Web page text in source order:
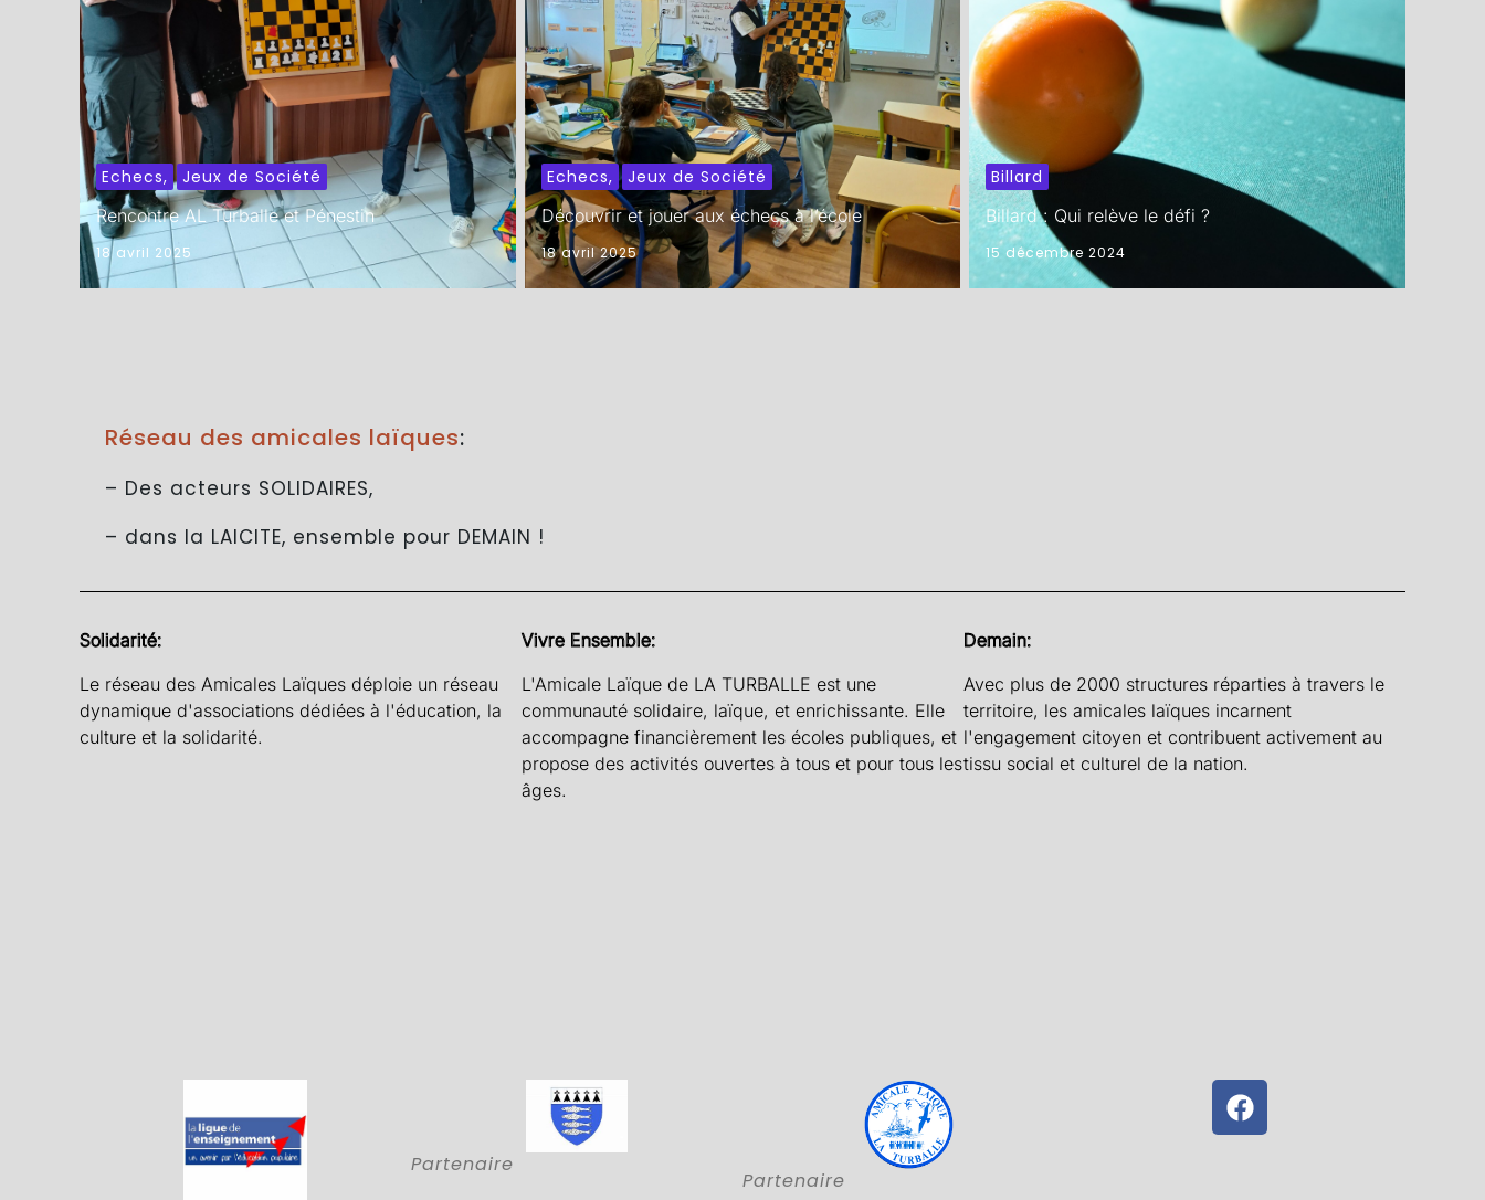
Echecs,
Jeux de Société
Rencontre AL Turballe et Pénestin
18 avril 2025
Echecs,
Jeux de Société
Découvrir et jouer aux échecs à l’école
18 avril 2025
Billard
Billard : Qui relève le défi ?
15 décembre 2024
Réseau des amicales laïques:
– Des acteurs SOLIDAIRES,
– dans la LAICITE, ensemble pour DEMAIN !
Solidarité:
Le réseau des Amicales Laïques déploie un réseau
dynamique d'associations dédiées à l'éducation, la
culture et la solidarité.
Vivre Ensemble:
L'Amicale Laïque de LA TURBALLE est une
communauté solidaire, laïque, et enrichissante. Elle
accompagne financièrement les écoles publiques, et
propose des activités ouvertes à tous et pour tous les
âges.
Demain:
Avec plus de 2000 structures réparties à travers le
territoire, les amicales laïques incarnent
l'engagement citoyen et contribuent activement au
tissu social et culturel de la nation.
Partenaire
Partenaire